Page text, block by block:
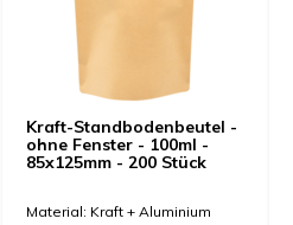
Kraft-Standbodenbeutel -
ohne Fenster - 100ml -
85x125mm - 200 Stück
Material: Kraft + Aluminium